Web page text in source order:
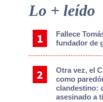
Primary
Lo + leído
Fallece
fundador de
Otra vez, el
como
clandestino:
asesinado a